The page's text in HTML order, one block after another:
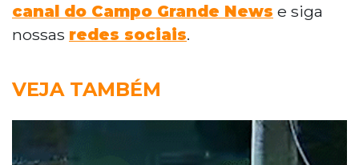
canal do Campo Grande News e siga
nossas redes sociais.
VEJA TAMBÉM